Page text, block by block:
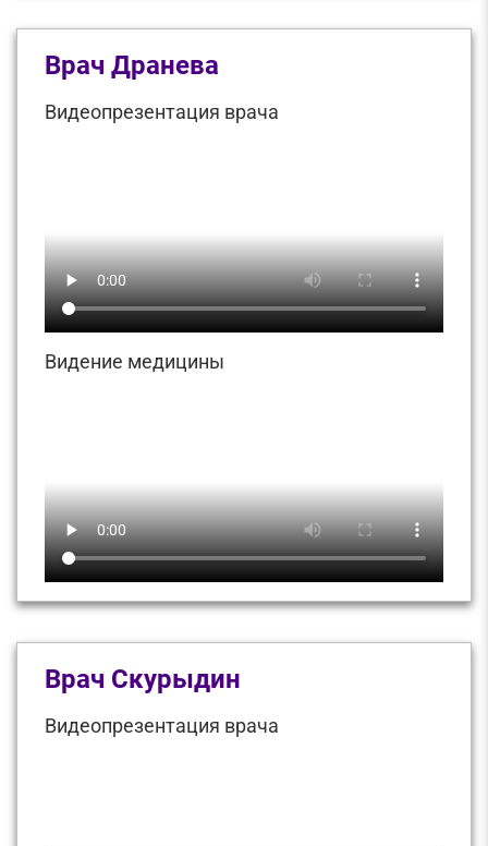
Врач Дранева
Видеопрезентация врача
Видение медицины
Врач Скурыдин
Видеопрезентация врача